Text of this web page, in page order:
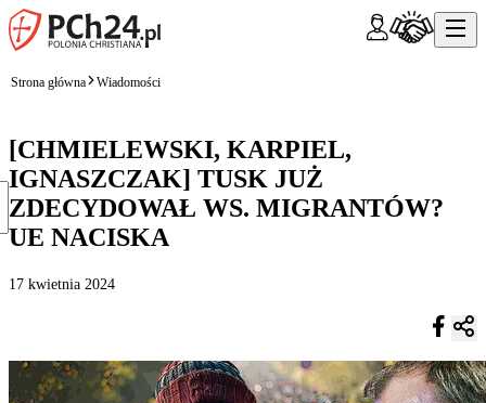
Strona główna Wiadomości
[CHMIELEWSKI, KARPIEL,
IGNASZCZAK] TUSK JUŻ
ZDECYDOWAŁ WS. MIGRANTÓW?
UE NACISKA
17 kwietnia 2024